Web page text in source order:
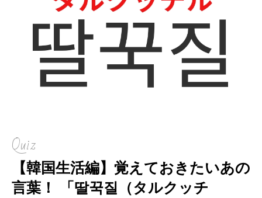
Quiz
【韓国生活編】覚えておきたいあの
言葉！ 「딸꾹질（タルクッチ